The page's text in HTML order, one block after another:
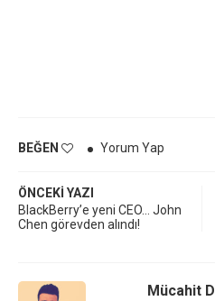
BEĞEN Yorum Yap
ÖNCEKI YAZI
BlackBerry’e yeni CEO… John
Chen görevden alındı!
Mücahit